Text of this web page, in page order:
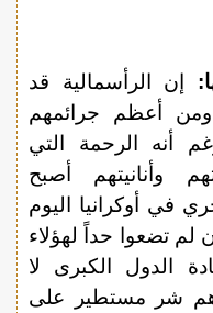
إن الرأسمالية قد
أعظم جرائمهم
أنه الرحمة التي
وأنانيتهم أصبح
في أوكرانيا اليوم
لم تضعوا حداً لهؤلاء
الدول الكبرى لا
وهم شر مستطير على